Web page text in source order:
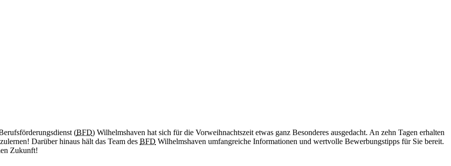
(BFD) Wilhelmshaven hat sich für die Vorweihnachtszeit etwas ganz Besonderes ausgedacht. An zehn Tagen erhalten
Darüber hinaus hält das Team des BFD Wilhelmshaven umfangreiche Informationen und wertvolle Bewerbungstipps für Sie bereit.
Zukunft!